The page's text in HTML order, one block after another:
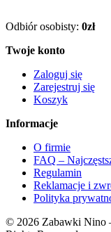
Odbiór osobisty: 0zł
Twoje konto
Zaloguj się
Zarejestruj się
Koszyk
Informacje
O firmie
FAQ –
Regulamin
Reklamacje i
Polityka
© 2026 Zabawki Nino